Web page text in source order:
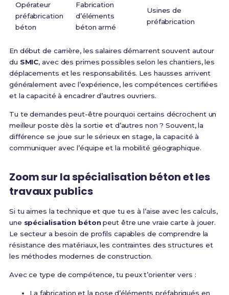
Opérateur
préfabrication
béton
Fabrication
d’éléments
béton armé
Usines de
préfabrication
En début de carrière, les salaires démarrent souvent autour
du SMIC, avec des primes possibles selon les chantiers, les
déplacements et les responsabilités. Les hausses arrivent
généralement avec l’expérience, les compétences certifiées
et la capacité à encadrer d’autres ouvriers.
Tu te demandes peut-être pourquoi certains décrochent un
meilleur poste dès la sortie et d’autres non ? Souvent, la
différence se joue sur le sérieux en stage, la capacité à
communiquer avec l’équipe et la mobilité géographique.
Zoom sur la spécialisation béton et les
travaux publics
Si tu aimes la technique et que tu es à l’aise avec les calculs,
une spécialisation bétonpeut être une vraie carte à jouer.
Le secteur a besoin de profils capables de comprendre la
résistance des matériaux, les contraintes des structures et
les méthodes modernes de construction.
Avec ce type de compétence, tu peux t’orienter vers :
La fabrication et la pose d’éléments préfabriqués en